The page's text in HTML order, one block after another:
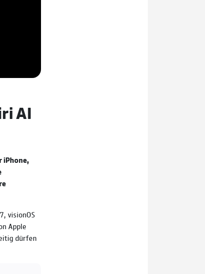
AI
iPhone,
visionOS
Apple
dürfen